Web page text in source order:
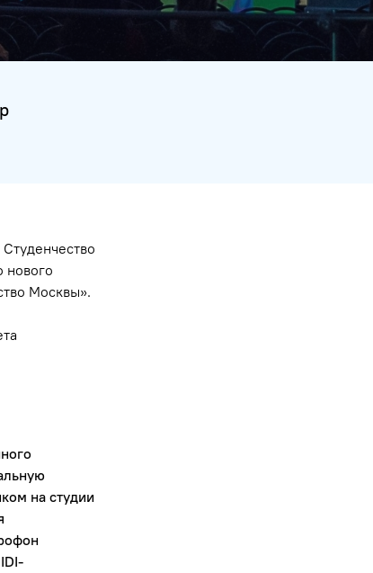
нового
Москвы».
на студии